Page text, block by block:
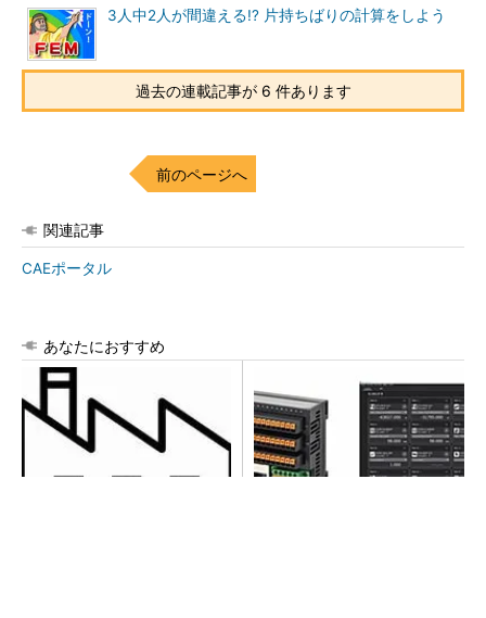
3人中2人が間違える!? 片持ちばりの計算をしよう
過去の連載記事が 6 件あります
前のページへ
関連記事
CAEポータル
あなたにおすすめ